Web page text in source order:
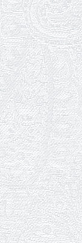
13.05.2026
Конкурс
посад
12.05.2026
Ювілей
10.05.2026
Онлайн-
кого?»
09.05.2026
Ювілей
08.05.2026
06.05.2026